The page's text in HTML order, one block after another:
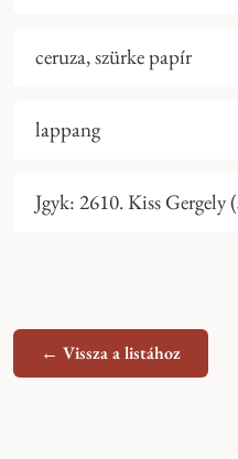
ceruza, szürke papír
lappang
Jgyk: 2610. Kiss Gergely
← Vissza a listához